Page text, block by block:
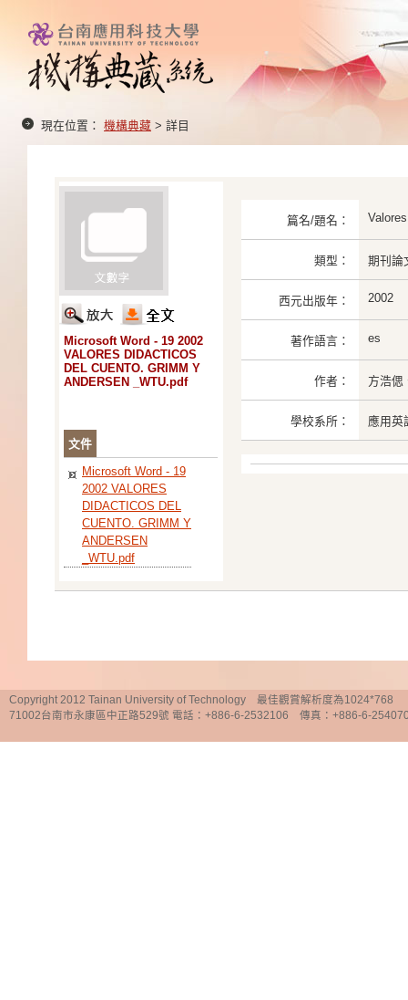
現在位置： 機構典藏 > 詳目
Microsoft Word - 19 2002
VALORES DIDACTICOS
DEL CUENTO. GRIMM Y
ANDERSEN _WTU.pdf
文件
Microsoft Word - 19
2002 VALORES
DIDACTICOS DEL
CUENTO. GRIMM Y
ANDERSEN
_WTU.pdf
篇名/題名：
類型： 期刊論
西元出版年： 2002
著作語言： es
作者： 方浩偲
學校系所： 應用英
Copyright 2012 Tainan University of Technology 最佳觀賞解析度為1024*768
71002台南市永康區中正路529號 電話：+886-6-2532106 傳真：+886-6-